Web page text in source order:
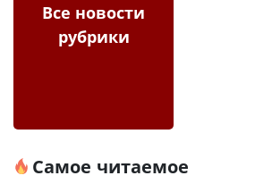
Все новости
рубрики
Самое читаемое